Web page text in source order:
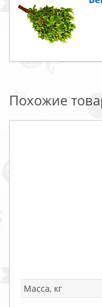
Похожие
Масса, кг